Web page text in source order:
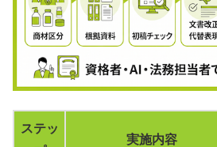
ステッ
実施内容